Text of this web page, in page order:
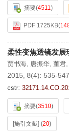
摘要(4511)
PDF 1725KB(
柔性变焦透镜发展
贾书海, 唐振华, 董君,
2015, 8(4): 535-547.
cstr:
摘要(3510)
[施引文献] (20)